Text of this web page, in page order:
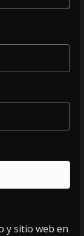
y sitio web en